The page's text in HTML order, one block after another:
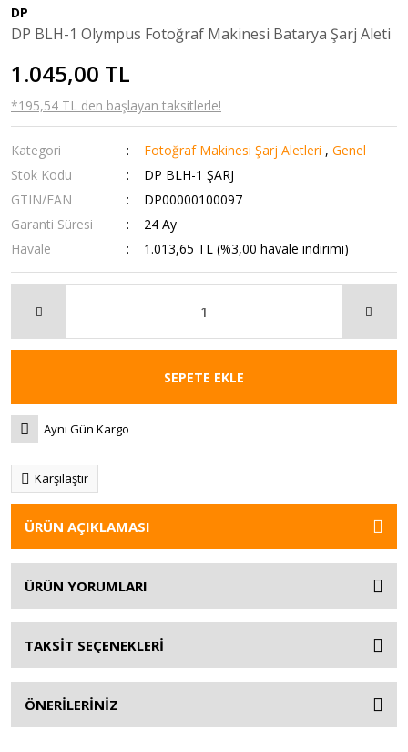
DP
DP BLH-1 Olympus Fotoğraf Makinesi Batarya Şarj Aleti
1.045,00 TL
*195,54 TL den başlayan taksitlerle!
Kategori Fotoğraf Makinesi Şarj Aletleri ,Genel
Stok Kodu
DP BLH-1 ŞARJ
GTIN/EAN
DP00000100097
Garanti Süresi
24 Ay
Havale
1.013,65 TL (%3,00 havale indirimi)
SEPETE EKLE
Aynı Gün Kargo
Karşılaştır
ÜRÜN AÇIKLAMASI
ÜRÜN YORUMLARI
TAKSİT SEÇENEKLERİ
ÖNERİLERİNİZ